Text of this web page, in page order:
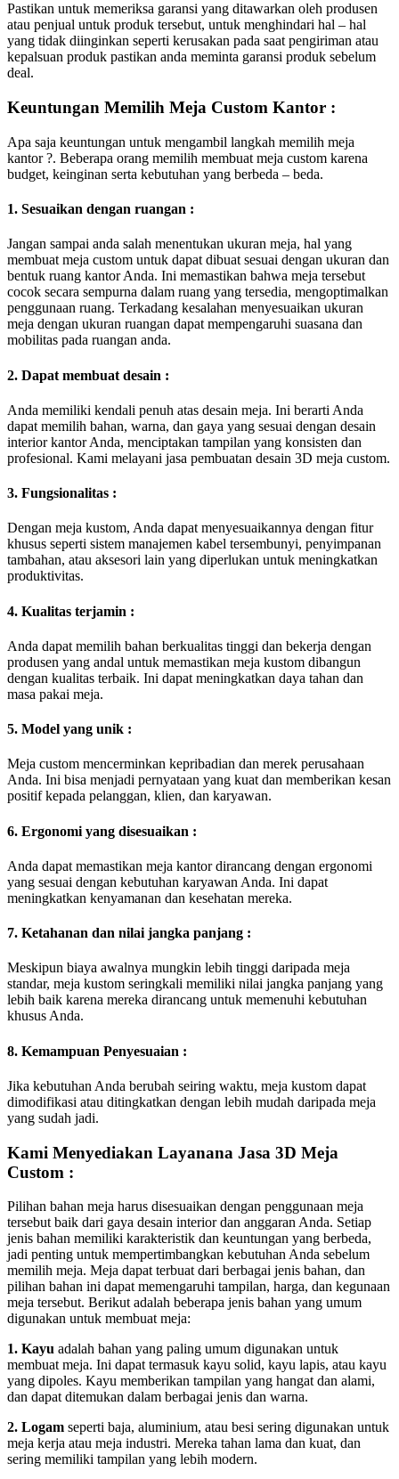
Pastikan untuk memeriksa garansi yang ditawarkan oleh produsen
atau penjual untuk produk tersebut, untuk menghindari hal – hal
yang tidak diinginkan seperti kerusakan pada saat pengiriman atau
kepalsuan produk pastikan anda meminta garansi produk sebelum
deal.
Keuntungan Memilih Meja Custom Kantor :
Apa saja keuntungan untuk mengambil langkah memilih meja
kantor ?. Beberapa orang memilih membuat meja custom karena
budget, keinginan serta kebutuhan yang berbeda – beda.
1. Sesuaikan dengan ruangan :
Jangan sampai anda salah menentukan ukuran meja, hal yang
membuat meja custom untuk dapat dibuat sesuai dengan ukuran dan
bentuk ruang kantor Anda. Ini memastikan bahwa meja tersebut
cocok secara sempurna dalam ruang yang tersedia, mengoptimalkan
penggunaan ruang. Terkadang kesalahan menyesuaikan ukuran
meja dengan ukuran ruangan dapat mempengaruhi suasana dan
mobilitas pada ruangan anda.
2. Dapat membuat desain :
Anda memiliki kendali penuh atas desain meja. Ini berarti Anda
dapat memilih bahan, warna, dan gaya yang sesuai dengan desain
interior kantor Anda, menciptakan tampilan yang konsisten dan
profesional. Kami melayani jasa pembuatan desain 3D meja custom.
3. Fungsionalitas :
Dengan meja kustom, Anda dapat menyesuaikannya dengan fitur
khusus seperti sistem manajemen kabel tersembunyi, penyimpanan
tambahan, atau aksesori lain yang diperlukan untuk meningkatkan
produktivitas.
4. Kualitas terjamin :
Anda dapat memilih bahan berkualitas tinggi dan bekerja dengan
produsen yang andal untuk memastikan meja kustom dibangun
dengan kualitas terbaik. Ini dapat meningkatkan daya tahan dan
masa pakai meja.
5. Model yang unik :
Meja custom mencerminkan kepribadian dan merek perusahaan
Anda. Ini bisa menjadi pernyataan yang kuat dan memberikan kesan
positif kepada pelanggan, klien, dan karyawan.
6. Ergonomi yang disesuaikan :
Anda dapat memastikan meja kantor dirancang dengan ergonomi
yang sesuai dengan kebutuhan karyawan Anda. Ini dapat
meningkatkan kenyamanan dan kesehatan mereka.
7. Ketahanan dan nilai jangka panjang :
Meskipun biaya awalnya mungkin lebih tinggi daripada meja
standar, meja kustom seringkali memiliki nilai jangka panjang yang
lebih baik karena mereka dirancang untuk memenuhi kebutuhan
khusus Anda.
8. Kemampuan Penyesuaian :
Jika kebutuhan Anda berubah seiring waktu, meja kustom dapat
dimodifikasi atau ditingkatkan dengan lebih mudah daripada meja
yang sudah jadi.
Kami Menyediakan Layanana Jasa 3D Meja
Custom :
Pilihan bahan meja harus disesuaikan dengan penggunaan meja
tersebut baik dari gaya desain interior dan anggaran Anda. Setiap
jenis bahan memiliki karakteristik dan keuntungan yang berbeda,
jadi penting untuk mempertimbangkan kebutuhan Anda sebelum
memilih meja. Meja dapat terbuat dari berbagai jenis bahan, dan
pilihan bahan ini dapat memengaruhi tampilan, harga, dan kegunaan
meja tersebut. Berikut adalah beberapa jenis bahan yang umum
digunakan untuk membuat meja:
1. Kayu adalah bahan yang paling umum digunakan untuk
membuat meja. Ini dapat termasuk kayu solid, kayu lapis, atau kayu
yang dipoles. Kayu memberikan tampilan yang hangat dan alami,
dan dapat ditemukan dalam berbagai jenis dan warna.
2. Logam seperti baja, aluminium, atau besi sering digunakan untuk
meja kerja atau meja industri. Mereka tahan lama dan kuat, dan
sering memiliki tampilan yang lebih modern.